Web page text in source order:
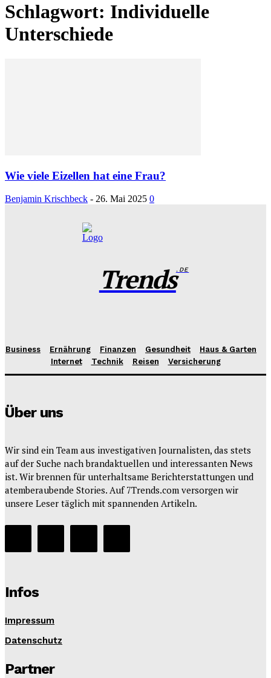
Schlagwort: Individuelle
Unterschiede
Wie viele Eizellen hat eine Frau?
Benjamin Krischbeck - 26. Mai 2025 0
Trends.DE
Business Ernährung Finanzen Gesundheit
Haus & Garten
Internet
Technik Reisen Versicherung
Über uns
Wir sind ein Team aus investigativen Journalisten, das stets
auf der Suche nach brandaktuellen und interessanten News
ist. Wir brennen für unterhaltsame Berichterstattungen und
atemberaubende Stories. Auf 7Trends.com versorgen wir
unsere Leser täglich mit spannenden Artikeln.
Infos
Impressum
Datenschutz
Partner